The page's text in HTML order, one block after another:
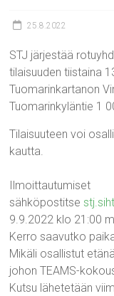
25.8.2022
STJ järjestää
tilaisuuden tiistaina
Tuomarinkartanon
Tuomarinkyläntie 1
Tilaisuuteen voi
kautta.
Ilmoittautumiset
sähköpostitse
9.9.2022 klo 21:00
Kerro saavutko
Mikäli osallistut
johon TEAMS-
Kutsu lähetetään